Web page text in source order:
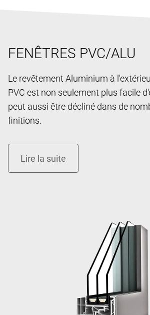
FENÊTRES PVC/ALU
Le revêtement Aluminium à
PVC est non seulement plus facile
peut aussi être décliné dans de
finitions.